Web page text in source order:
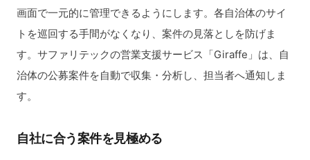
画面で一元的に管理できるようにします。各自治体のサイ
トを巡回する手間がなくなり、案件の見落としを防げま
す。サファリテックの営業支援サービス「Giraffe」は、自
治体の公募案件を自動で収集・分析し、担当者へ通知しま
す。
自社に合う案件を見極める